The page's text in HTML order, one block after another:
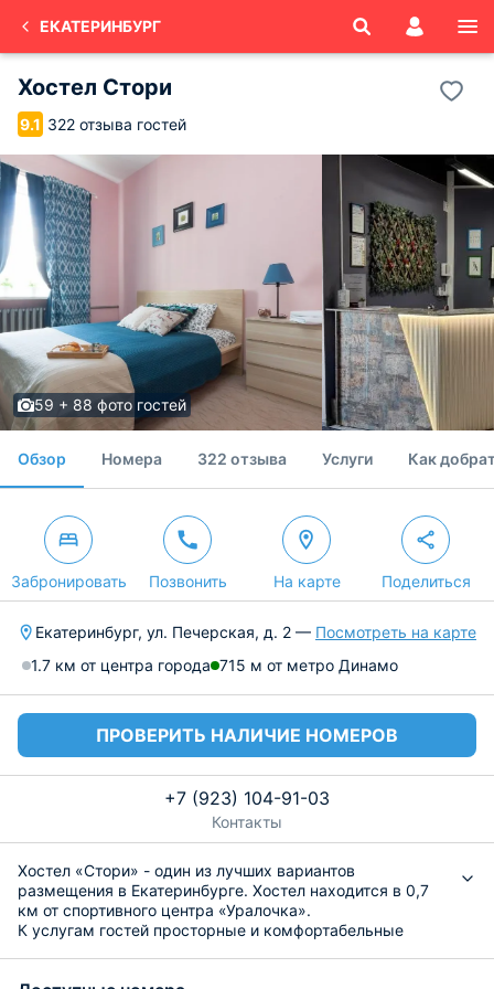
ЕКАТЕРИНБУРГ
Хостел Стори
9.1 322 отзыва гостей
59 + 88 фото гостей
Обзор Номера 322 отзыва Услуги Как
Забронировать Позвонить На карте Поделиться
Екатеринбург, ул. Печерская, д. 2 — Посмотреть на карте
1.7 км от центра города 715 м от метро Динамо
ПРОВЕРИТЬ НАЛИЧИЕ НОМЕРОВ
+7 (923) 104-91-03
Контакты
Хостел «Стори» - один из лучших вариантов
размещения в Екатеринбурге. Хостел находится в 0,7
км от спортивного центра «Уралочка».
К услугам гостей просторные и комфортабельные